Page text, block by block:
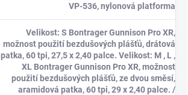
VP-536, nylonová platforma
Velikost: S Bontrager Gunnison Pro XR,
možnost použití bezdušových plášťů, drátová
patka, 60 tpi, 27,5 x 2,40 palce. Velikost: M , L ,
XL Bontrager Gunnison Pro XR, možnost
použití bezdušových plášťů, ze dvou směsí,
aramidová patka, 60 tpi, 29 x 2,40 palce. /